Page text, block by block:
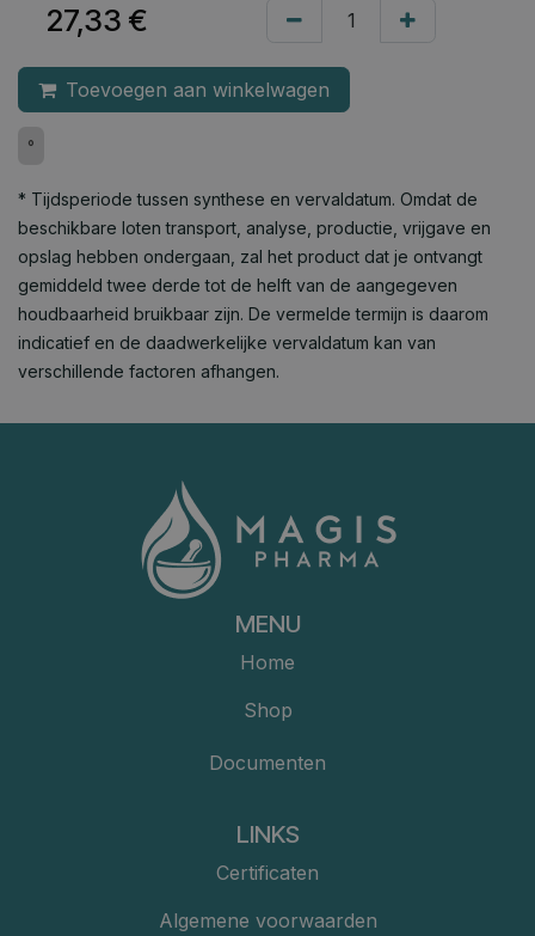
27,33 €
Toevoegen aan winkelwagen
°
* Tijdsperiode tussen synthese en vervaldatum. Omdat de
beschikbare loten transport, analyse, productie, vrijgave en
opslag hebben ondergaan, zal het product dat je ontvangt
gemiddeld twee derde tot de helft van de aangegeven
houdbaarheid bruikbaar zijn. De vermelde termijn is daarom
indicatief en de daadwerkelijke vervaldatum kan van
verschillende factoren afhangen.
MENU
Home
Shop
Documenten
LINKS
Certificaten
Algemene voorwaarden